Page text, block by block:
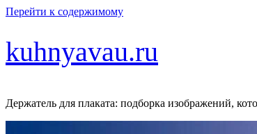
Перейти к содержимому
kuhnyavau.ru
Держатель для плаката: подборка изображений,